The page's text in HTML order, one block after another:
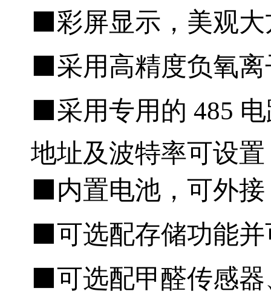
⬛️彩屏显示，美观
⬛️采用高精度负氧
⬛️采用专用的 485
地址及波特率可设置
⬛️内置电池，可外
⬛️可选配存储功能
⬛️可选配甲醛传感